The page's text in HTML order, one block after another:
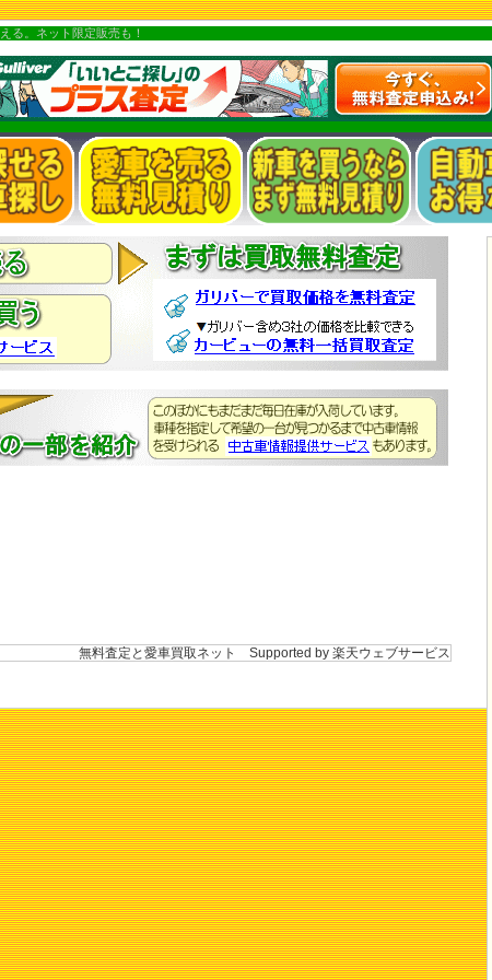
る。ネット限定販売も！
無料査定と愛車買取ネット Supported by 楽天ウェブサービス